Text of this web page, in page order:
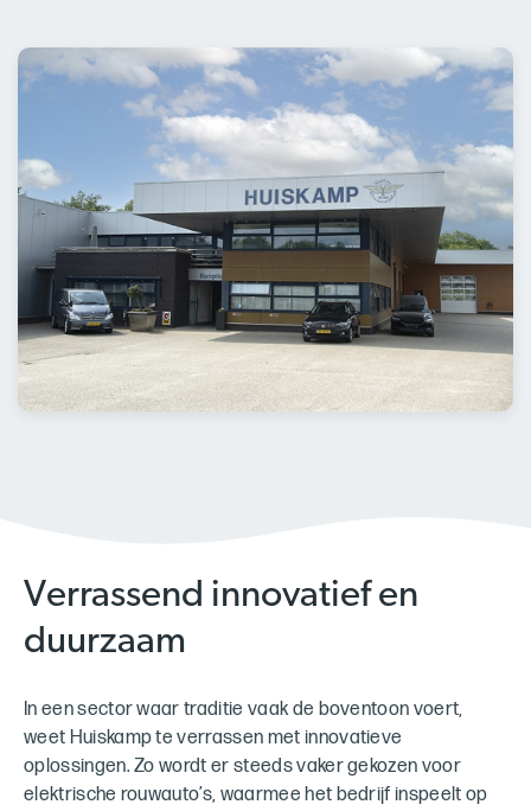
Verrassend innovatief en
duurzaam
In een sector waar traditie vaak de boventoon voert,
weet Huiskamp te verrassen met innovatieve
oplossingen. Zo wordt er steeds vaker gekozen voor
elektrische rouwauto’s, waarmee het bedrijf inspeelt op